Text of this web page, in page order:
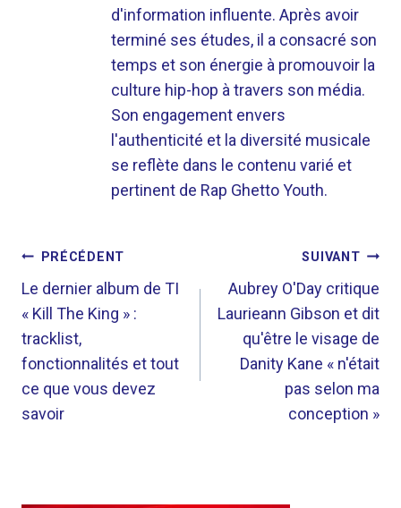
d'information influente. Après avoir
terminé ses études, il a consacré son
temps et son énergie à promouvoir la
culture hip-hop à travers son média.
Son engagement envers
l'authenticité et la diversité musicale
se reflète dans le contenu varié et
pertinent de Rap Ghetto Youth.
NAVIGATION
DE
L’ARTICLE
PRÉCÉDENT
Le dernier album de TI
« Kill The King » :
tracklist,
fonctionnalités et tout
ce que vous devez
savoir
SUIVANT
Aubrey O'Day critique
Laurieann Gibson et dit
qu'être le visage de
Danity Kane « n'était
pas selon ma
conception »